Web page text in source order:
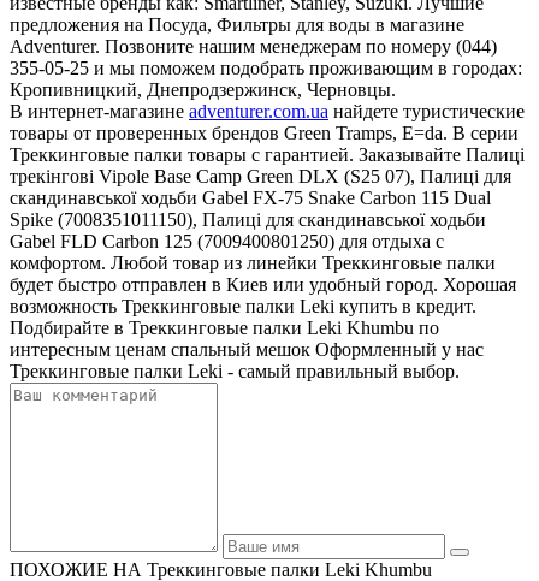
предложения на Посуда, Фильтры для воды в магазине
Adventurer. Позвоните нашим менеджерам по номеру (044)
355-05-25 и мы поможем подобрать проживающим в городах:
Кропивницкий, Днепродзержинск, Черновцы.
В интернет-магазине adventurer.com.ua найдете туристические
товары от проверенных брендов Green Tramps, E=da. В серии
Треккинговые палки товары с гарантией. Заказывайте Палиці
трекінгові Vipole Base Camp Green DLX (S25 07), Палиці для
скандинавської ходьби Gabel FX-75 Snake Carbon 115 Dual
Spike (7008351011150), Палиці для скандинавської ходьби
Gabel FLD Carbon 125 (7009400801250) для отдыха с
комфортом. Любой товар из линейки Треккинговые палки
будет быстро отправлен в Киев или удобный город. Хорошая
возможность Треккинговые палки Leki купить в кредит.
Подбирайте в Треккинговые палки Leki Khumbu по
интересным ценам спальный мешок Оформленный у нас
Треккинговые палки Leki - самый правильный выбор.
ПОХОЖИЕ НА Треккинговые палки Leki Khumbu